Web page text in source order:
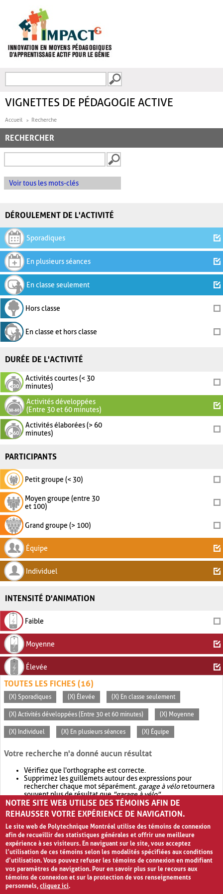
FORMULAIRE DE
VIGNETTES DE PÉDAGOGIE ACTIVE
Accueil Recherche
RECHERCHER
Voir tous les mots-clés
DÉROULEMENT DE L'ACTIVITÉ
Sporadiques
En plusieurs séances
En classe seulement
Hors classe
En classe et hors classe
DURÉE DE L'ACTIVITÉ
Activités courtes (< 30
minutes)
Activités développées
(Entre 30 et 60 minutes)
Activités élaborées (> 60
minutes)
PARTICIPANTS
Petit groupe (< 30)
Moyen groupe (entre 30
et 100)
Grand groupe (> 100)
Équipe
Individuel
INTENSITÉ D'ANIMATION
Faible
Moyenne
Élevée
TOUTES LES FICHES (16)
(X) Sporadiques (X) Élevée (X) En classe seulement
(X) Activités développées (Entre 30 et 60 minutes) (X) Moyenne
(X) Individuel (X) En plusieurs séances (X) Équipe
Votre recherche n'a donné aucun résultat
Vérifiez que l'orthographe est correcte.
Supprimez les guillemets autour des expressions pour
rechercher chaque mot séparément. garage à véloretournera
souvent plus de résultat que"garage à vélo".
Envisagez d'élargir votre recherche avec OR.garage OR vélo
retournera souvent plus de résultat quegarage à vélo
NOTRE SITE WEB UTILISE DES TÉMOINS AFIN DE
REHAUSSER VOTRE EXPÉRIENCE DE NAVIGATION.
Le site web de Polytechnique Montréal utilise des témoins de connexion
afin de recueillir des statistiques générales et offrir une meilleure
expérience à ses visiteurs. En naviguant sur le site, vous acceptez
l’utilisation de ces témoins selon les modalités spécifiées aux conditions
d’utilisation. Vous pouvez refuser les témoins de connexion en modifiant
vos paramètres de navigation. Pour en savoir plus sur le recours aux
témoins de connexion et sur la protection de vos renseignements
personnels,cliquez ici.